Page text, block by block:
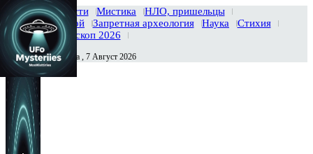
Главная Новости Мистика
НЛО, пришельцы
Тайны вселенной
Запретная археология Наука
Стихия
История
Гороскоп 2026
Сегодня Пятница , 7 Август 2026